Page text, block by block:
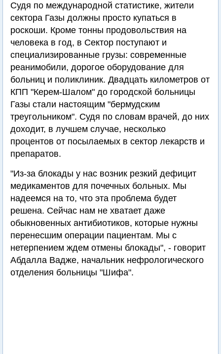
Судя по международной статистике, жители
сектора Газы должны просто купаться в
роскоши. Кроме тонны продовольствия на
человека в год, в Сектор поступают и
специализированные грузы: современные
реанимобили, дорогое оборудование для
больниц и поликлиник. Двадцать километров от
КПП "Керем-Шалом" до городской больницы
Газы стали настоящим "бермудским
треугольником". Судя по словам врачей, до них
доходит, в лучшем случае, несколько
процентов от посылаемых в сектор лекарств и
препаратов.
"Из-за блокады у нас возник резкий дефицит
медикаментов для почечных больных. Мы
надеемся на то, что эта проблема будет
решена. Сейчас нам не хватает даже
обыкновенных антибиотиков, которые нужны
перенесшим операции пациентам. Мы с
нетерпением ждем отмены блокады", - говорит
Абдалла Вадже, начальник нефрологического
отделения больницы "Шифа".